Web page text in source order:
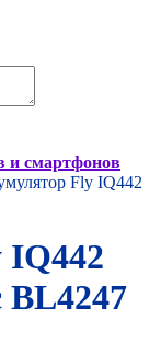
и смартфонов
Fly IQ442